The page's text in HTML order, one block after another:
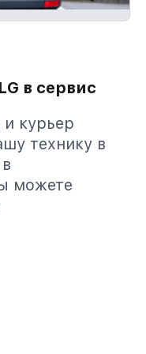
в сервис
курьер
технику в
можете